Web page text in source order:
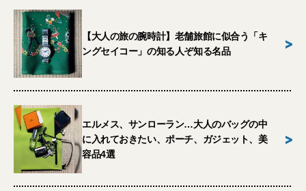
【大人の旅の腕時計】老舗旅館に似合う「キ
ングセイコー」の知る人ぞ知る名品
>
エルメス、サンローラン…大人のバッグの中
に入れておきたい、ポーチ、ガジェット、美
容品4選
>